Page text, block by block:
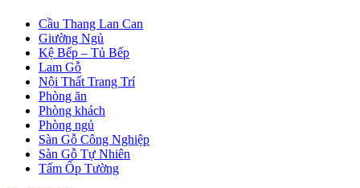
Cửa Nhựa Giá Rẻ
Cầu Thang Lan Can
Giường Ngủ
Kệ Bếp – Tủ Bếp
Lam Gỗ
Nội Thất Trang Trí
Phòng ăn
Phòng khách
Phòng ngủ
Sàn Gỗ Công Nghiệp
Sàn Gỗ Tự Nhiên
Tấm Ốp Tường